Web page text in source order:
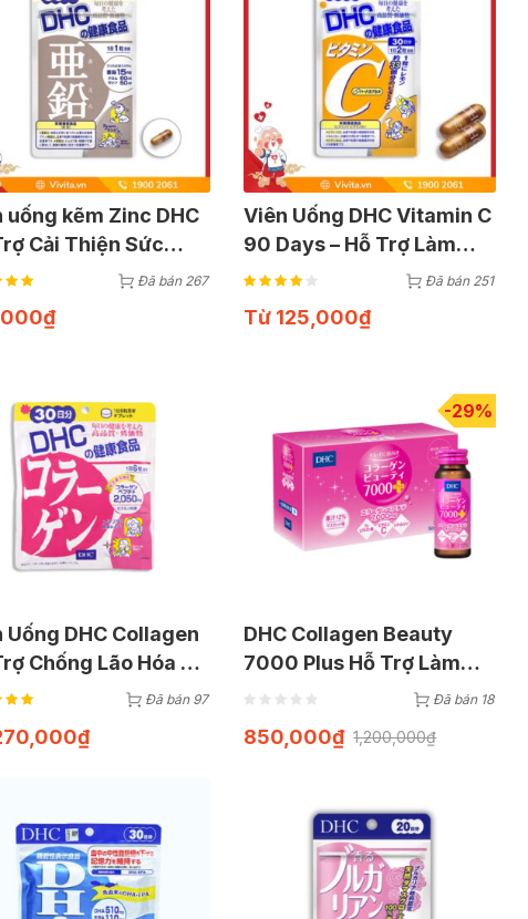
uống kẽm Zinc DHC
Cải Thiện Sức
Và Làn Da (Túi 30
Đã bán 267
₫
Viên Uống DHC Vitamin C
90 Days – Hỗ Trợ Làm
Đẹp Da (Gói 180 Viên)Đã bán 251
Từ 125,000₫
Uống DHC Collagen
Chống Lão Hóa Da
90 Ngày
Đã bán 97
₫
-29%
DHC Collagen Beauty
7000 Plus Hỗ Trợ Làm
Đẹp Da (10 lọ x 50ml)Đã bán 18
1,200,000₫
850,000₫